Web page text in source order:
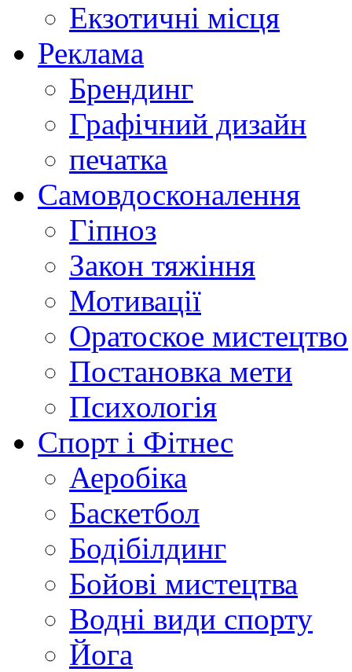
Екзотичні місця
Реклама
Брендинг
Графічний дизайн
печатка
Самовдосконалення
Гіпноз
Закон тяжіння
Мотивації
Оратоское мистецтво
Постановка мети
Психологія
Спорт і Фітнес
Аеробіка
Баскетбол
Бодібілдинг
Бойові мистецтва
Водні види спорту
Йога